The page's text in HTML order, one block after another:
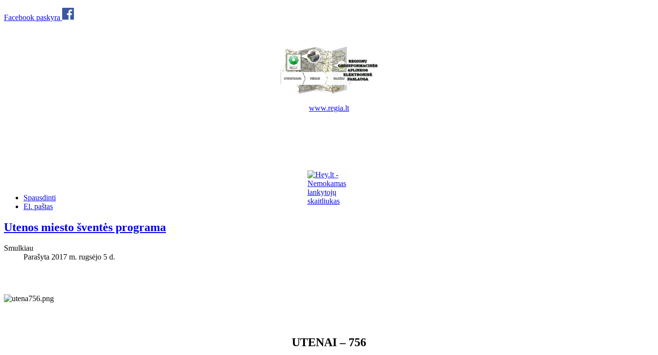
Facebook paskyra
www.regia.lt
Spausdinti
El. paštas
Utenos miesto šventės programa
Smulkiau
Parašyta 2017 m. rugsėjo 5 d.
UTENAI – 756